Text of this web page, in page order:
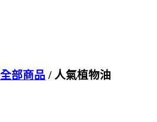
部商品 / 人氣植物油